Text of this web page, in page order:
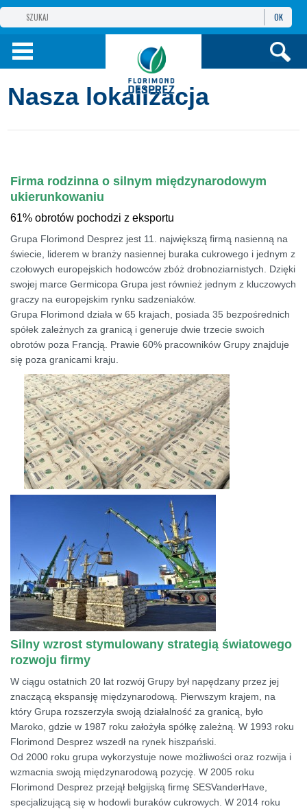
GRUPA
FLORIMOND DESPREZ W POLSCE.
NARZĘDZIA
OK
Nasza lokalizacja
Firma rodzinna o silnym międzynarodowym
ukierunkowaniu
61% obrotów pochodzi z eksportu
Grupa Florimond Desprez jest 11. największą firmą nasienną na
świecie, liderem w branży nasiennej buraka cukrowego i jednym z
czołowych europejskich hodowców zbóż drobnoziarnistych. Dzięki
swojej marce Germicopa Grupa jest również jednym z kluczowych
graczy na europejskim rynku sadzeniaków.
Grupa Florimond działa w 65 krajach, posiada 35 bezpośrednich
spółek zależnych za granicą i generuje dwie trzecie swoich
obrotów poza Francją. Prawie 60% pracowników Grupy znajduje
się poza granicami kraju.
Silny wzrost stymulowany strategią światowego
rozwoju firmy
W ciągu ostatnich 20 lat rozwój Grupy był napędzany przez jej
znaczącą ekspansję międzynarodową. Pierwszym krajem, na
który Grupa rozszerzyła swoją działalność za granicą, było
Maroko, gdzie w 1987 roku założyła spółkę zależną. W 1993 roku
Florimond Desprez wszedł na rynek hiszpański.
Od 2000 roku grupa wykorzystuje nowe możliwości oraz rozwija i
wzmacnia swoją międzynarodową pozycję. W 2005 roku
Florimond Desprez przejął belgijską firmę SESVanderHave,
specjalizującą się w hodowli buraków cukrowych. W 2014 roku